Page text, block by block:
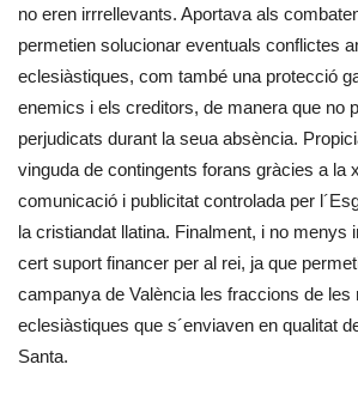
no eren irrrellevants. Aportava als
permetien solucionar eventuals conflictes
eclesiàstiques, com també una protecció
enemics i els creditors, de manera que no
perjudicats durant la seua absència.
vinguda de contingents forans gràcies a la
comunicació i publicitat controlada per
la cristiandat llatina. Finalment, i no menys
cert suport financer per al rei, ja que
campanya de València les fraccions de les
eclesiàstiques que s´enviaven en qualitat
Santa.